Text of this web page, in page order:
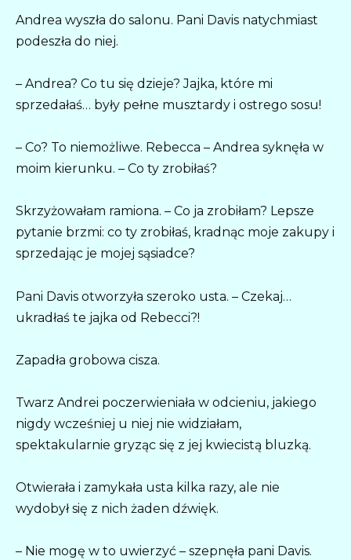
Andrea wyszła do salonu. Pani Davis natychmiast
podeszła do niej.
– Andrea? Co tu się dzieje? Jajka, które mi
sprzedałaś… były pełne musztardy i ostrego sosu!
– Co? To niemożliwe. Rebecca – Andrea syknęła w
moim kierunku. – Co ty zrobiłaś?
Skrzyżowałam ramiona. – Co ja zrobiłam? Lepsze
pytanie brzmi: co ty zrobiłaś, kradnąc moje zakupy i
sprzedając je mojej sąsiadce?
Pani Davis otworzyła szeroko usta. – Czekaj…
ukradłaś te jajka od Rebecci?!
Zapadła grobowa cisza.
Twarz Andrei poczerwieniała w odcieniu, jakiego
nigdy wcześniej u niej nie widziałam,
spektakularnie gryząc się z jej kwiecistą bluzką.
Otwierała i zamykała usta kilka razy, ale nie
wydobył się z nich żaden dźwięk.
– Nie mogę w to uwierzyć – szepnęła pani Davis.